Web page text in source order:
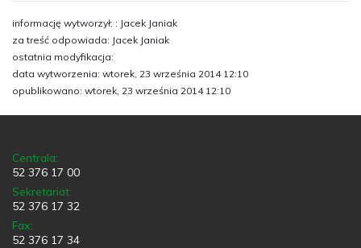
informację wytworzył: : Jacek Janiak
za treść odpowiada: Jacek Janiak
ostatnia modyfikacja:
data wytworzenia: wtorek, 23 września 2014 12:10
opublikowano: wtorek, 23 września 2014 12:10
Centrala:
52 376 17 00
Sekretariat:
52 376 17 32
Fax:
52 376 17 34